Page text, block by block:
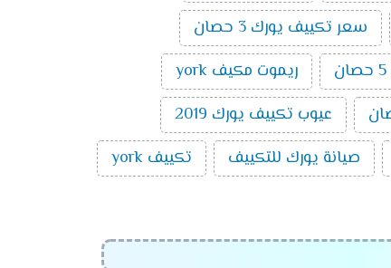
سعر تكييف يورك 3 حصان
ريموت مكيف york
عيوب تكييف يورك 2019
صيانة يورك للتكييف تكييف york